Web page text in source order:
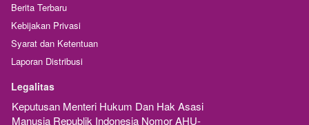
Berita Terbaru
Kebijakan Privasi
Syarat dan Ketentuan
Laporan Distribusi
Legalitas
Keputusan Menteri Hukum Dan Hak Asasi
Manusia Republik Indonesia Nomor AHU-